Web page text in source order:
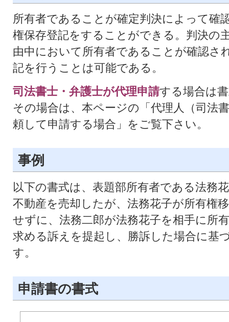
所有者であることが確定判決によって確
権保存登記をすることができる。判決の
由中において所有者であることが確認さ
記を行うことは可能である。
司法書士・弁護士が代理申請する場合は
その場合は、本ページの「代理人（司法
頼して申請する場合」をご覧下さい。
事例
以下の書式は、表題部所有者である法務
不動産を売却したが、法務花子が所有権
せずに、法務二郎が法務花子を相手に所
求める訴えを提起し、勝訴した場合に基
す。
申請書の書式